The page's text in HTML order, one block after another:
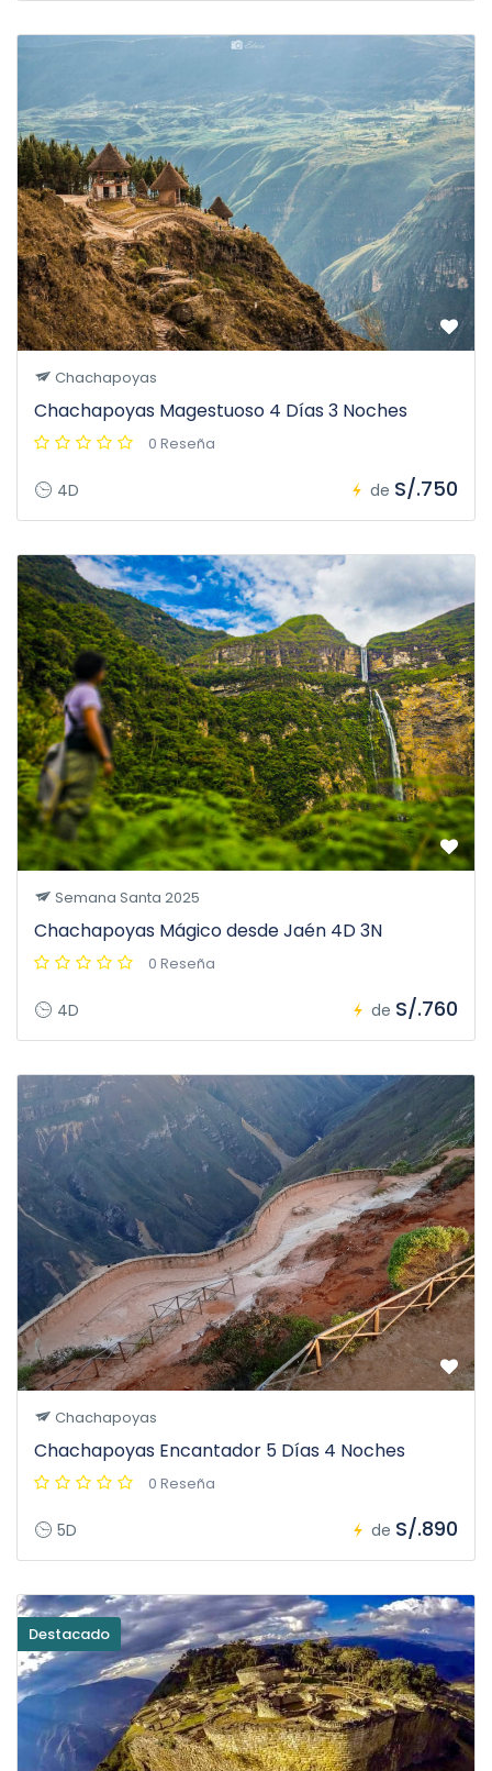
Chachapoyas
Chachapoyas Magestuoso 4 Días 3 Noches
0 Reseña
4D de S/.750
Semana Santa 2025
Chachapoyas Mágico desde Jaén 4D 3N
0 Reseña
4D de S/.760
Chachapoyas
Chachapoyas Encantador 5 Días 4 Noches
0 Reseña
5D de S/.890
Destacado